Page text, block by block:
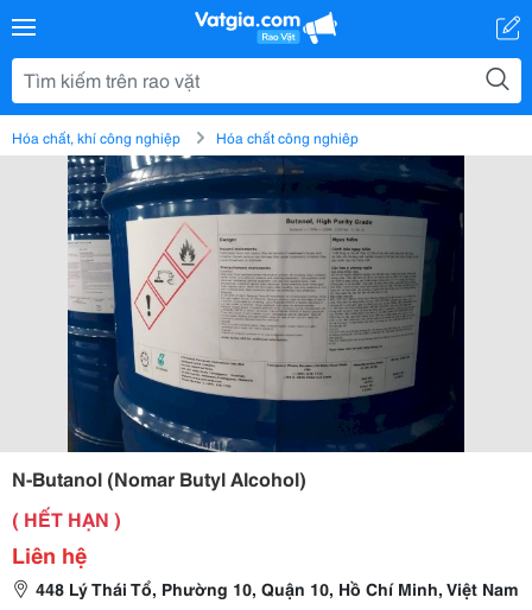
Hóa chất, khí công nghiệp Hóa chất công nghiệp
N-Butanol (Nomar Butyl Alcohol)
( HẾT HẠN )
Liên hệ
448 Lý Thái Tổ, Phường 10, Quận 10, Hồ Chí Minh, Việt Nam